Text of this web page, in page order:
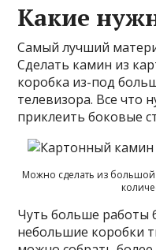
Какие
Самый лучший
Сделать камин из
коробка из-под
телевизора. Все что
приклеить боковые
Можно сделать из
Чуть больше работы
небольшие коробки